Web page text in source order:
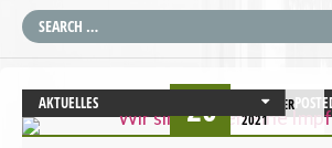
AKTUELLES
DEMOKRATIE UND RECHTSSTAATLICHKEIT
20
DEZEMBER
2021